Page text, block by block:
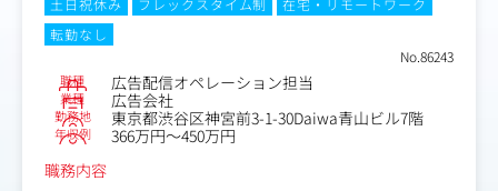
転勤なし
No.86243
職種 広告配信オペレーション担当
業種 広告会社
勤務地 東京都渋谷区神宮前3-1-30Daiwa青山ビル7階
年収例
366万円～450万円
職務内容